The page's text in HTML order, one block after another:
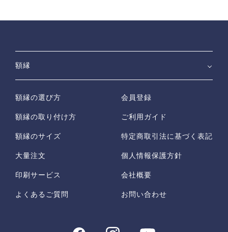
額縁
額縁の選び方
額縁の取り付け方
額縁のサイズ
大量注文
印刷サービス
よくあるご質問
会員登録
ご利用ガイド
特定商取引法に基づく表記
個人情報保護方針
会社概要
お問い合わせ